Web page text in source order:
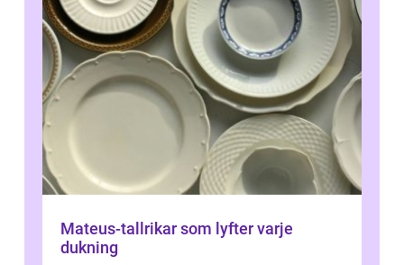
Mateus-tallrikar som lyfter varje
dukning